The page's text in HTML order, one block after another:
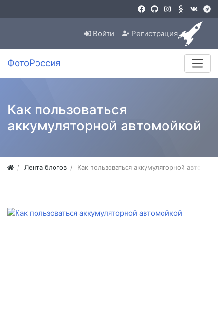
Войти Регистрация
ФотоРоссия
Как пользоваться
аккумуляторной автомойкой
Лента блогов Как пользоваться аккумуляторной